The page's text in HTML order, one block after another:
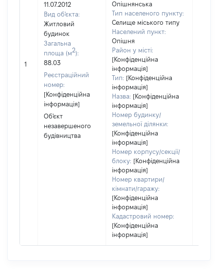
1
11.07.2012
Вид об'єкта:
Житловий
будинок
Загальна
площа (м2):
88.03
Реєстраційний
номер:
[Конфіденційна
інформація]
Об'єкт
незавершеного
будівництва
Опішнянська
Тип населеного пункту:
Селище міського типу
Населений пункт:
Опішня
Район у місті:
[Конфіденційна
інформація]
Тип: [Конфіденційна
інформація]
Назва: [Конфіденційна
інформація]
Номер будинку/
земельної ділянки:
[Конфіденційна
інформація]
Номер корпусу/секції/
блоку: [Конфіденційна
інформація]
Номер квартири/
кімнати/гаражу:
[Конфіденційна
інформація]
Кадастровий номер:
[Конфіденційна
інформація]